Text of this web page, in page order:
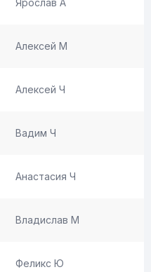
Ярослав А
Алексей М
Алексей Ч
Вадим Ч
Анастасия Ч
Владислав М
Феликс Ю